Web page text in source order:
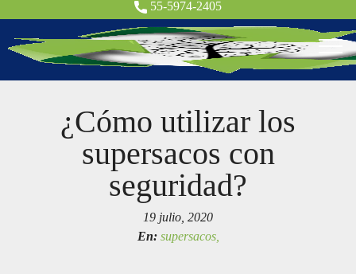
55-5974-2405
¿Cómo utilizar los
supersacos con
seguridad?
19 julio, 2020
En: supersacos,